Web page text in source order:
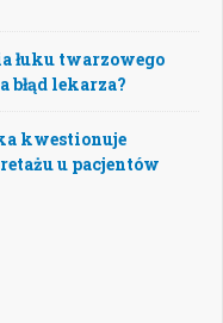
łuku twarzowego
lekarza?
kwestionuje
u pacjentów